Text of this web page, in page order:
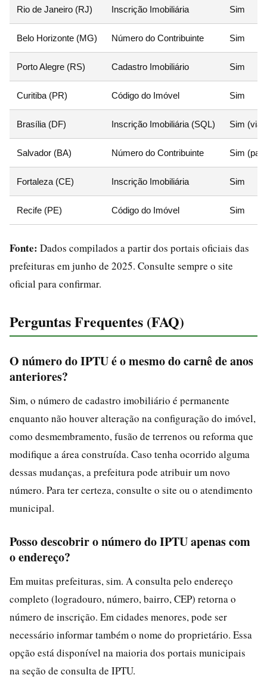
Rio de Janeiro (RJ) Inscrição Imobiliária Sim
Belo Horizonte (MG) Número do Contribuinte Sim
Porto Alegre (RS) Cadastro Imobiliário Sim
Curitiba (PR) Código do Imóvel Sim
Brasília (DF) Inscrição Imobiliária (SQL) Sim (via
Salvador (BA) Número do Contribuinte Sim
Fortaleza (CE) Inscrição Imobiliária Sim
Recife (PE) Código do Imóvel Sim
Fonte: Dados compilados a partir dos portais oficiais das
prefeituras em junho de 2025. Consulte sempre o site
oficial para confirmar.
Perguntas Frequentes (FAQ)
O número do IPTU é o mesmo do carnê de anos
anteriores?
Sim, o número de cadastro imobiliário é permanente
enquanto não houver alteração na configuração do imóvel,
como desmembramento, fusão de terrenos ou reforma que
modifique a área construída. Caso tenha ocorrido alguma
dessas mudanças, a prefeitura pode atribuir um novo
número. Para ter certeza, consulte o site ou o atendimento
municipal.
Posso descobrir o número do IPTU apenas com
o endereço?
Em muitas prefeituras, sim. A consulta pelo endereço
completo (logradouro, número, bairro, CEP) retorna o
número de inscrição. Em cidades menores, pode ser
necessário informar também o nome do proprietário. Essa
opção está disponível na maioria dos portais municipais
na seção de consulta de IPTU.